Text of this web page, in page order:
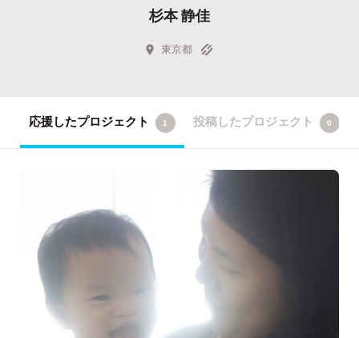
杉本 静佳
東京都
応援したプロジェクト 1 投稿したプロジェクト 0